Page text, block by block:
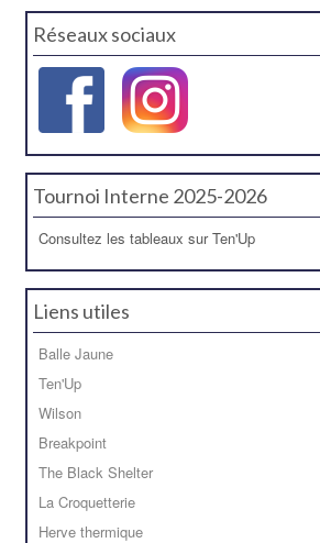
Réseaux sociaux
Tournoi Interne 2025-2026
Consultez les tableaux sur Ten'Up
Liens utiles
Balle Jaune
Ten'Up
Wilson
Breakpoint
The Black Shelter
La Croquetterie
Herve thermique